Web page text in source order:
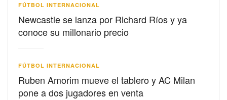
FÚTBOL INTERNACIONAL
Newcastle se lanza por Richard Ríos y ya
conoce su millonario precio
FÚTBOL INTERNACIONAL
Ruben Amorim mueve el tablero y AC Milan
pone a dos jugadores en venta